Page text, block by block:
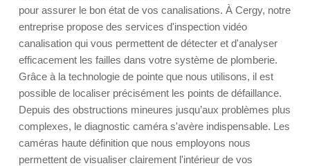
pour assurer le bon état de vos canalisations. À Cergy, notre
entreprise propose des services d'inspection vidéo
canalisation qui vous permettent de détecter et d'analyser
efficacement les failles dans votre système de plomberie.
Grâce à la technologie de pointe que nous utilisons, il est
possible de localiser précisément les points de défaillance.
Depuis des obstructions mineures jusqu’aux problèmes plus
complexes, le diagnostic caméra s'avère indispensable. Les
caméras haute définition que nous employons nous
permettent de visualiser clairement l'intérieur de vos